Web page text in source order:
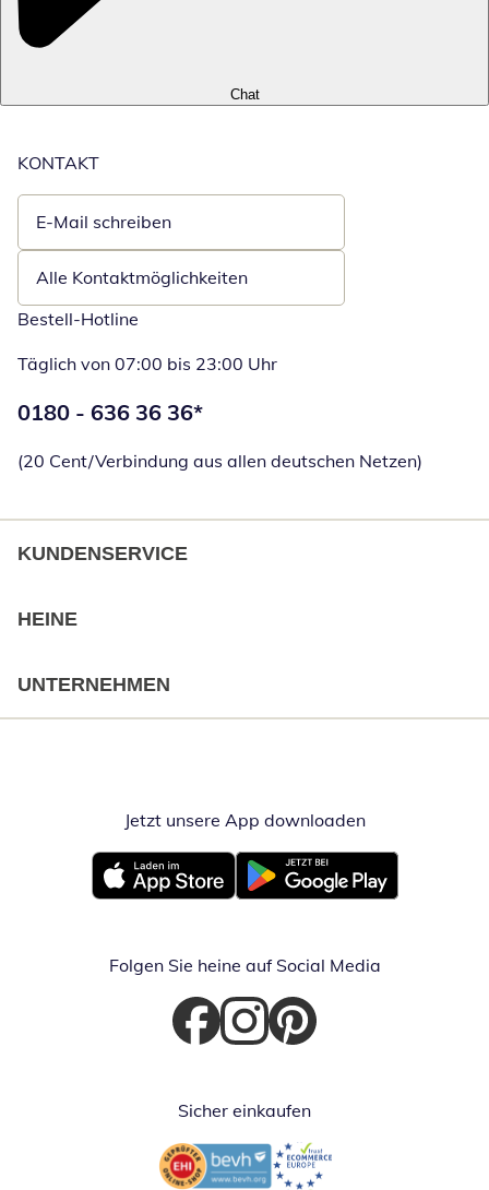
Chat
KONTAKT
E-Mail schreiben
Öffnet E-Mail-Client
Alle Kontaktmöglichkeiten
Bestell-Hotline
Täglich von 07:00 bis 23:00 Uhr
Telefonnummer:
0180 - 636 36 36*
(20 Cent/Verbindung aus allen deutschen Netzen)
KUNDENSERVICE
HEINE
UNTERNEHMEN
Jetzt unsere App downloadenÖffnet in
Öffnet in neuem FensterÖffnet in neuem Fenster
Folgen Sie heine auf Social Media
Öffnet in neuem Fenster
Öffnet in neuem Fenster
Öffnet in neuem Fenster
Sicher einkaufen